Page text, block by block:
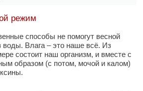
режим
способы не помогут весной
воды. Влага – это наше всё. Из
состоит наш организм, и вместе с
образом (с потом, мочой и калом)